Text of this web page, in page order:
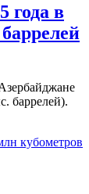
года в
баррелей).